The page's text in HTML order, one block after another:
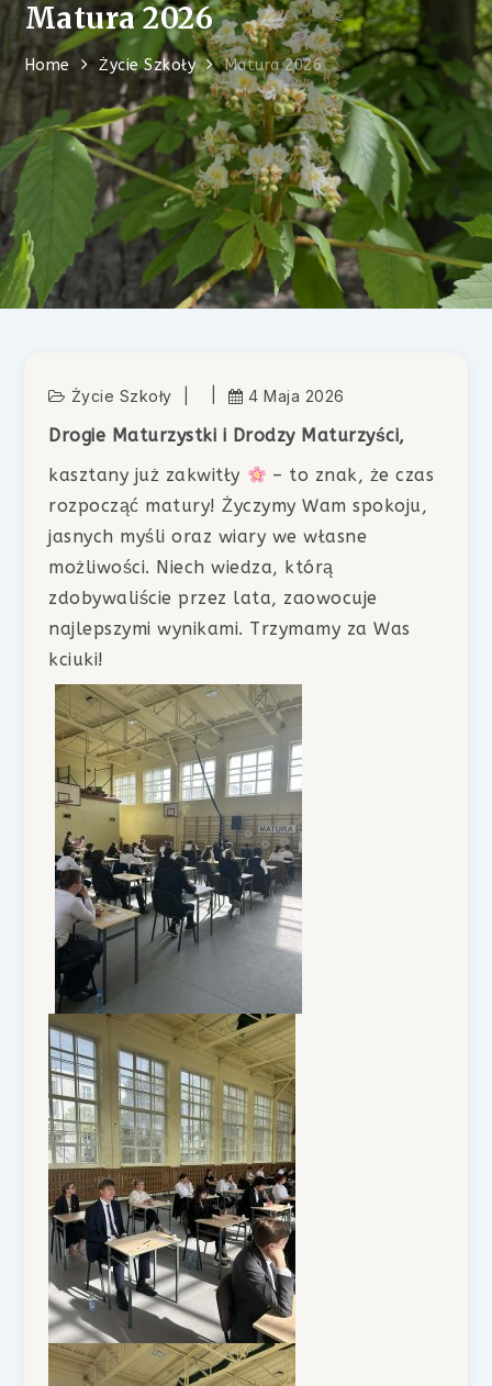
Matura 2026
Home Życie Szkoły Matura 2026
Życie Szkoły 4 Maja 2026
Drogie Maturzystki i Drodzy Maturzyści,
kasztany już zakwitły
– to znak, że czas
rozpocząć matury! Życzymy Wam spokoju,
jasnych myśli oraz wiary we własne
możliwości. Niech wiedza, którą
zdobywaliście przez lata, zaowocuje
najlepszymi wynikami. Trzymamy za Was
kciuki!